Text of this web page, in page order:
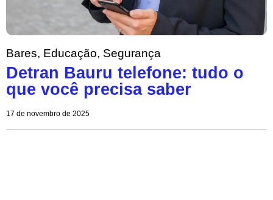
Bares, Educação, Segurança
Detran Bauru telefone: tudo o
que você precisa saber
17 de novembro de 2025